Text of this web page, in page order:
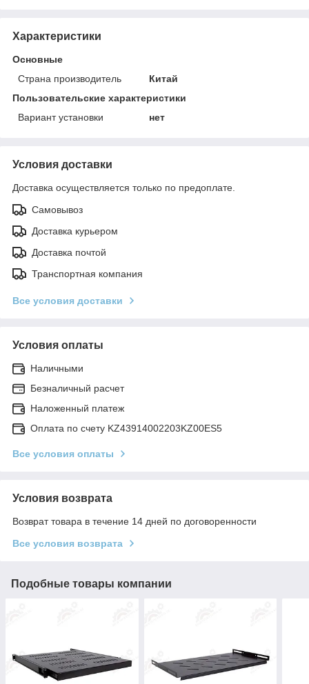
Характеристики
Основные
Страна производитель
Китай
Пользовательские характеристики
Вариант установки
нет
Условия доставки
Доставка осуществляется только по предоплате.
Самовывоз
Доставка курьером
Доставка почтой
Транспортная компания
Все условия доставки
Условия оплаты
Наличными
Безналичный расчет
Наложенный платеж
Оплата по счету KZ43914002203KZ00ES5
Все условия оплаты
Условия возврата
Возврат товара в течение 14 дней по договоренности
Все условия возврата
Подобные товары компании